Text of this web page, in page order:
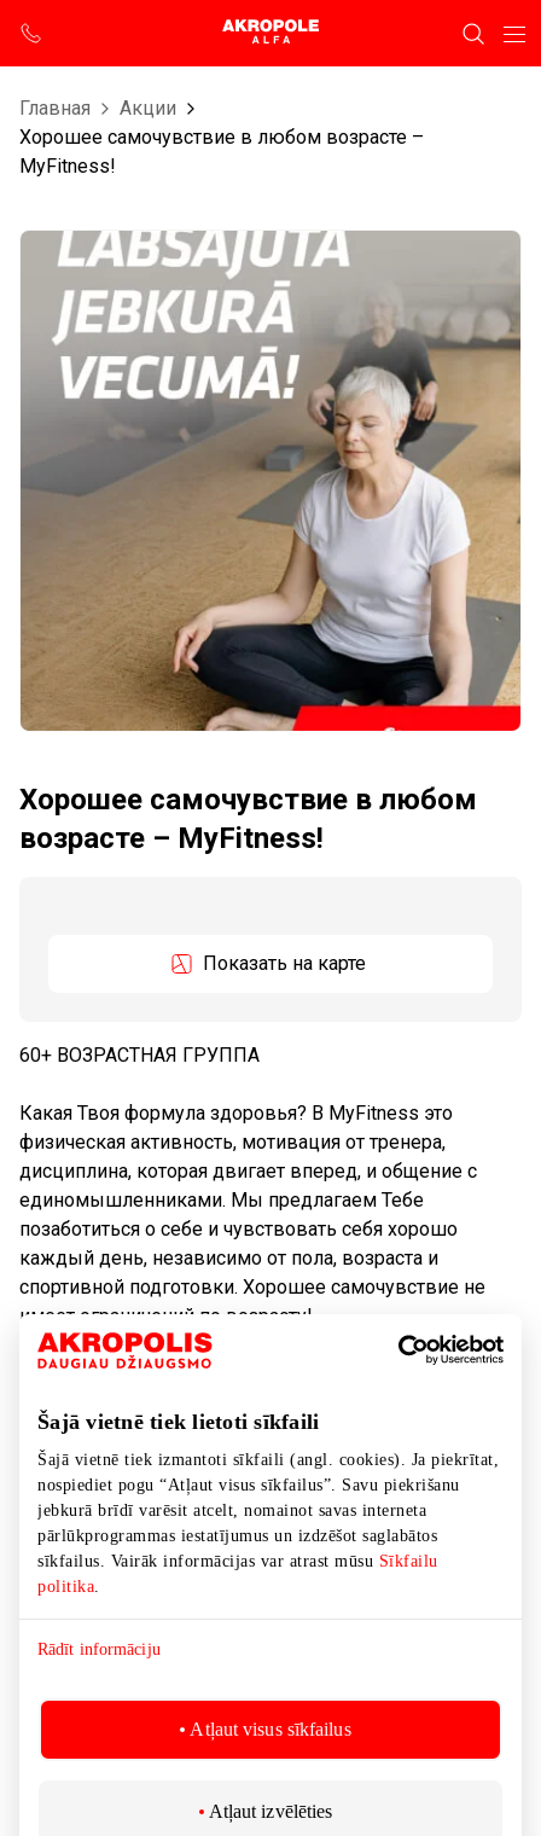
Šajā vietnē tiek lietoti sīkfaili
Šajā vietnē tiek izmantoti sīkfaili (angl. cookies). Ja piekrītat,
nospiediet pogu “Atļaut visus sīkfailus”. Savu piekrišanu
jebkurā brīdī varēsit atcelt, nomainot savas interneta
pārlūkprogrammas iestatījumus un izdzēšot saglabātos
sīkfailus. Vairāk informācijas var atrast mūsu Sīkfailu
politika
Rādīt informāciju
Atļaut visus sīkfailus
Atļaut izvēlēties
Главная
Aкции
Хорошее самочувствие в любом возрасте –
MyFitness!
Хорошее самочувствие в любом
возрасте – MyFitness!
Показать на карте
60+ ВОЗРАСТНАЯ ГРУППА
Какая Твоя формула здоровья? В MyFitness это
физическая активность, мотивация от тренера,
дисциплина, которая двигает вперед, и общение с
единомышленниками. Мы предлагаем Тебе
позаботиться о себе и чувствовать себя хорошо
каждый день, независимо от пола, возраста и
спортивной подготовки. Хорошее самочувствие не
имеет ограничений по возрасту!
Октябрь — это месяц, посвященный нашим сеньорам,
жизни. MyFitness призывает не забывать о
регулярных физических нагрузках, которые не только
улучшают физическую форму, но и укрепляют
здоровье, а также повышают качество жизни. Спорт
для сеньоров— это отличный способ поддерживать
силу мышц, гибкость суставов и общее самочувствие.
возрастной группы 60+.
Особенные тренировки для сеньоров.
Больше информации здесь.